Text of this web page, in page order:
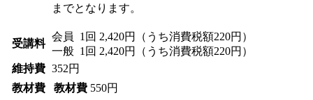
までとなります。
受講料
会員
1回 2,420円（うち消費税額220円）
一般 1回 2,420円（うち消費税額220円）
維持費 352円
教材費
教材費 550円